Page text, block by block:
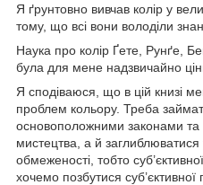
Я ґрунтовно вивчав колір у
тому, що всі вони володіли
Наука про колір Ґете, Рунґе,
була для мене надзвичайно
Я сподіваюся, що в цій книзі
проблем кольору. Треба
основоположними законами та
мистецтва, а й заглиблюватися
обмеженості, тобто
хочемо позбутися суб’єктивної